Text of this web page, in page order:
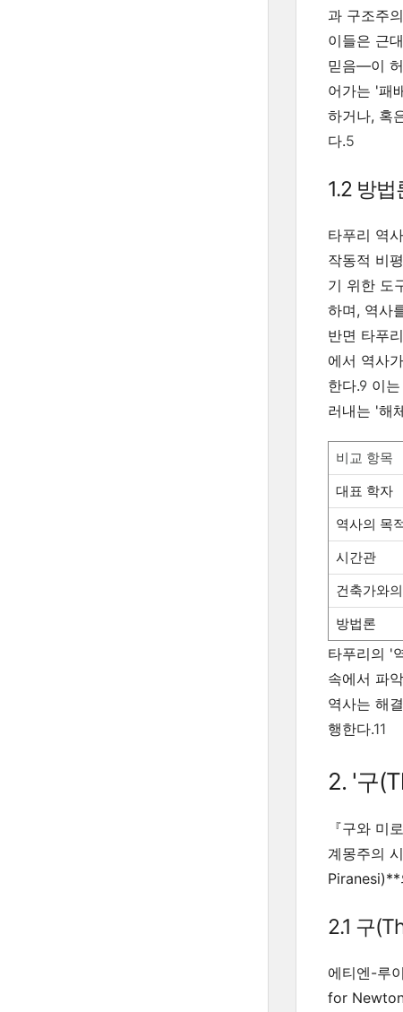
과 구조주
이들은 근
믿음—이
어가는 '패
하거나, 혹
다.5
1.2 방
타푸리 역
작동적 비
기 위한 도
하며, 역사
반면 타푸
에서 역사
한다.9 이
러내는 '해
비교 항목
대표 학자
역사의 목
시간관
건축가와
방법론
타푸리의 '
속에서 파
역사는 해
행한다.11
2. '구
『구와 미
계몽주의
Piranesi)**
2.1 구
에티엔-루
for